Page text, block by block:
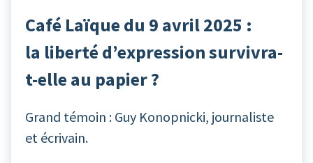
Café Laïque du 9 avril 2025 :
la liberté d’expression survivra-
t-elle au papier ?
Grand témoin : Guy Konopnicki, journaliste
et écrivain.